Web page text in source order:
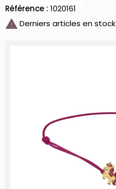
Référence : 1020161
 Derniers articles en stock